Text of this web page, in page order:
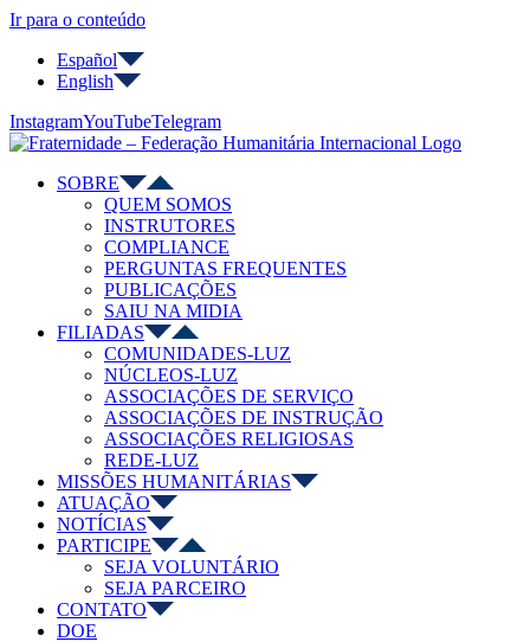
Ir para o conteúdo
Español
English
InstagramYouTubeTelegram
SOBRE
QUEM SOMOS
INSTRUTORES
COMPLIANCE
PERGUNTAS FREQUENTES
PUBLICAÇÕES
SAIU NA MIDIA
FILIADAS
COMUNIDADES-LUZ
NÚCLEOS-LUZ
ASSOCIAÇÕES DE SERVIÇO
ASSOCIAÇÕES DE INSTRUÇÃO
ASSOCIAÇÕES RELIGIOSAS
REDE-LUZ
MISSÕES HUMANITÁRIAS
ATUAÇÃO
NOTÍCIAS
PARTICIPE
SEJA VOLUNTÁRIO
SEJA PARCEIRO
CONTATO
DOE